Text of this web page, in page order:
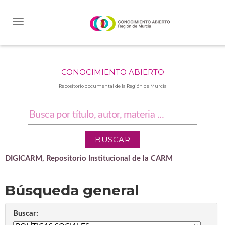
CONOCIMIENTO ABIERTO
Repositorio documental de la Región de Murcia
DIGICARM, Repositorio Institucional de la CARM
Búsqueda general
Buscar: